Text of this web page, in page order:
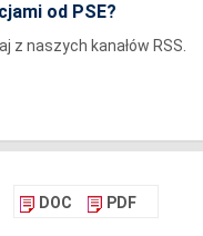
od PSE?
naszych kanałów RSS.
DOC PDF